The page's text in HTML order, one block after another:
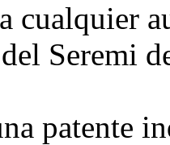
cualquier
Seremi
patente